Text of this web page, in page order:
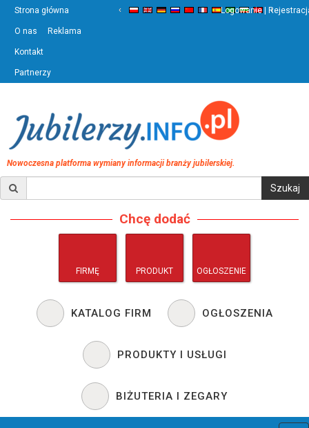
Strona główna
O nas Reklama
Kontakt
Partnerzy
‹ ›
Logowanie |
Nowoczesna platforma wymiany informacji branży jubilerskiej.
Chcę dodać
FIRMĘ PRODUKT OGŁOSZENIE
KATALOG FIRM OGŁOSZENIA
PRODUKTY I USŁUGI
BIŻUTERIA I ZEGARY